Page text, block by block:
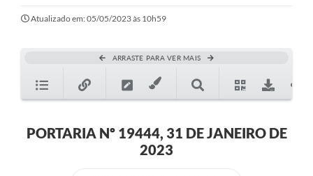
Atualizado em: 05/05/2023 às 10h59
ARRASTE PARA VER MAIS
PORTARIA Nº 19444, 31 DE JANEIRO DE
2023